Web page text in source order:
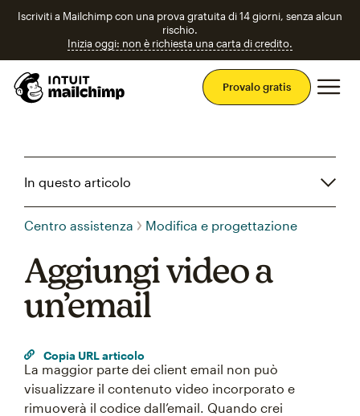
Iscriviti a Mailchimp con una prova gratuita di 14 giorni, senza alcun
rischio.
Inizia oggi: non è richiesta una carta di credito.
Provalo gratis
In questo articolo
Centro assistenza Modifica e progettazione
Aggiungi video a
un’email
Copia URL articolo
La maggior parte dei client email non può
visualizzare il contenuto video incorporato e
rimuoverà il codice dall’email. Quando crei